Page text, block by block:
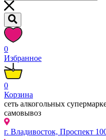
0
Избранное
0
Корзина
сеть алкогольных
самовывоз
г. Владивосток, Проспект